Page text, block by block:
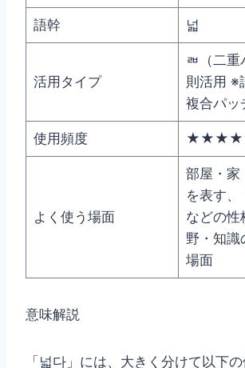
語幹 넓
活用タイプ
ㄼ（二重
則活用 ※
複合パッ
使用頻度
よく使う場面
部屋・家
を表す、
などの性
野・知識
場面
意味解説
「넓다」には、大きく分けて以下